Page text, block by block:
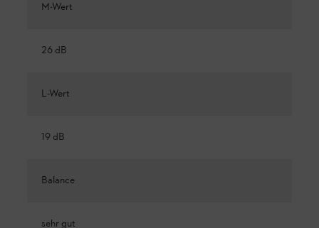
M-Wert
26 dB
L-Wert
19 dB
Balance
sehr gut